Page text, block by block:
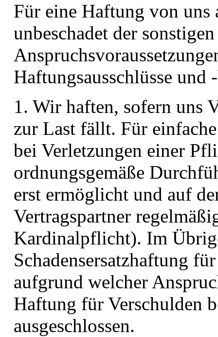
Für eine Haftung von uns
unbeschadet der
Haftungsausschlüsse und
1. Wir haften, sofern uns
zur Last fällt. Für
bei Verletzungen einer
ordnungsgemäße
erst ermöglicht und auf
Vertragspartner
Kardinalpflicht). Im
Schadensersatzhaftung
aufgrund welcher
Haftung für Verschulden
ausgeschlossen.